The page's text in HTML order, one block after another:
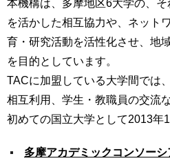
を活かした相互協力や、ネット
育・研究活動を活性化させ、地
を目的としています。
TACに加盟している大学間では
相互利用、学生・教職員の交流
初めての国立大学として2013年
多摩アカデミックコンソー